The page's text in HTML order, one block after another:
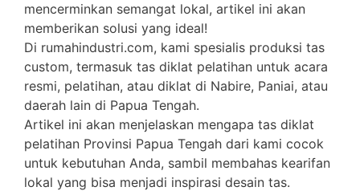
mencerminkan semangat lokal, artikel ini akan
memberikan solusi yang ideal!
Di rumahindustri.com, kami spesialis produksi tas
custom, termasuk tas diklat pelatihan untuk acara
resmi, pelatihan, atau diklat di Nabire, Paniai, atau
daerah lain di Papua Tengah.
Artikel ini akan menjelaskan mengapa tas diklat
pelatihan Provinsi Papua Tengah dari kami cocok
untuk kebutuhan Anda, sambil membahas kearifan
lokal yang bisa menjadi inspirasi desain tas.